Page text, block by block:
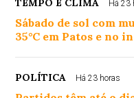
TEMPO E CLIMA Há 23
Sábado de sol com
35°C em Patos e no
POLÍTICA Há 23 horas